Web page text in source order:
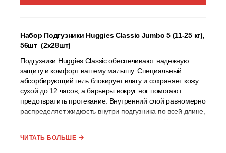
Набор Подгузники Huggies Classic Jumbo 5 (11-25 кг),
56шт (2x28шт)
Подгузники Huggies Classic обеспечивают надежную
защиту и комфорт вашему малышу. Специальный
абсорбирующий гель блокирует влагу и сохраняет кожу
сухой до 12 часов, а барьеры вокруг ног помогают
предотвратить протекание. Внутренний слой равномерно
распределяет жидкость внутри подгузника по всей длине,
анатомическую форму с вырезом для ножек, а внутри и
ЧИТАТЬ БОЛЬШЕ